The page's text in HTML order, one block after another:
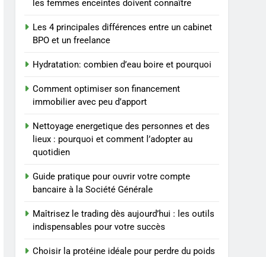
Postures de yoga
essentielles pour perdre
du poids rapidement et
BIEN ÊTRE
4
l’oreille : tout ce qu’il faut
savoir sur les
SANTÉ
Les secrets révélés pour
à The Ordinary
SANTÉ
Prévenir les chutes chez
les seniors: aménagement
les femmes enceintes doivent connaître
Les 4 principales différences entre un cabinet
BPO et un freelance
Hydratation: combien d’eau boire et pourquoi
Comment optimiser son financement
immobilier avec peu d’apport
Nettoyage energetique des personnes et des
lieux : pourquoi et comment l’adopter au
quotidien
Guide pratique pour ouvrir votre compte
bancaire à la Société Générale
Maîtrisez le trading dès aujourd’hui : les outils
indispensables pour votre succès
Choisir la protéine idéale pour perdre du poids